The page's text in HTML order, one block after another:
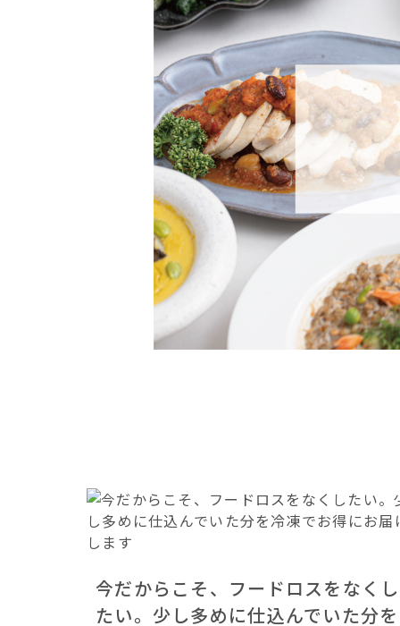
今だからこそ、フードロスをなくし
たい。少し多めに仕込んでいた分を